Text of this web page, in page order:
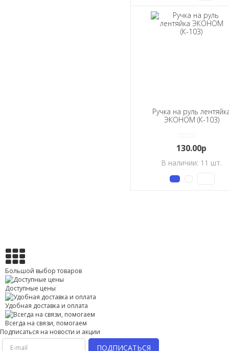
Ручка на руль
ЭКОНОМ (К-103)
130.00р
В наличии: 11 шт.
Большой выбор товаров
Доступные цены
Удобная доставка и оплата
Всегда на связи, помогаем
Подписаться на новости и акции
ПОДПИСАТЬСЯ